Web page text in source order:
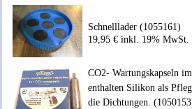
Schnelllader (1055161)
19,95 € inkl. 19% MwSt.
CO2- Wartungskapseln
enthalten Silikon als
die Dichtungen.